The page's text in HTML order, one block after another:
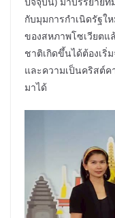
กับมุมการกำเนิดรัฐใ
ของสหภาพโซเวียตแ
ชาติเกิดขึ้นได้ต้องเริ่
และความเป็นคริสต์ค
มาได้